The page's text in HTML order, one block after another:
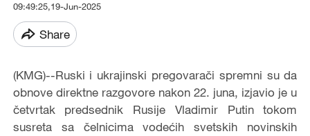
09:49:25,19-Jun-2025
Share
(KMG)--Ruski i ukrajinski pregovarači spremni su da
obnove direktne razgovore nakon 22. juna, izjavio je u
četvrtak predsednik Rusije Vladimir Putin tokom
susreta sa čelnicima vodećih svetskih novinskih